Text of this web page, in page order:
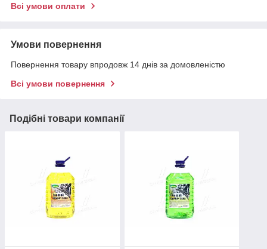
Всі умови оплати
Умови повернення
Повернення товару впродовж 14 днів за домовленістю
Всі умови повернення
Подібні товари компанії